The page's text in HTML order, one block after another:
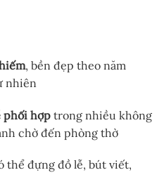
, bền đẹp theo năm
nhiên
phối hợptrong nhiều không
chờ đến phòng thờ
thể đựng đồ lễ, bút viết,